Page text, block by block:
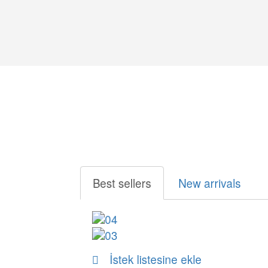
Best sellers New arrivals
İstek listesine ekle